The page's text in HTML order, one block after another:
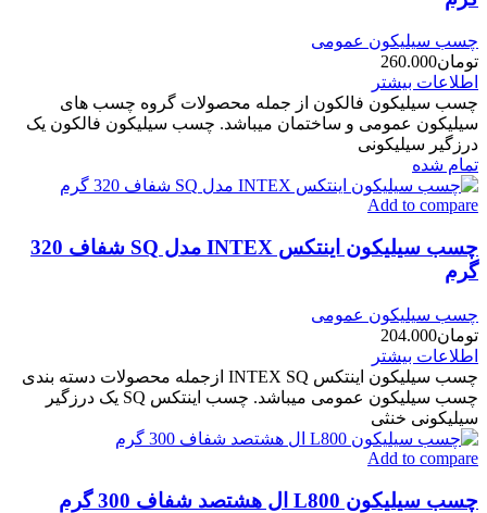
چسب سیلیکون عمومی
تومان260.000
اطلاعات بیشتر
چسب سیلیکون فالکون از جمله محصولات گروه چسب های
سیلیکون عمومی و ساختمان میباشد. چسب سیلیکون فالکون یک
درزگیر سیلیکونی
تمام شده
Add to compare
چسب سیلیکون اینتکس INTEX مدل SQ شفاف 320
گرم
چسب سیلیکون عمومی
تومان204.000
اطلاعات بیشتر
چسب سیلیکون اینتکس INTEX SQ ازجمله محصولات دسته بندی
چسب سیلیکون عمومی میباشد. چسب اینتکس SQ یک درزگیر
سیلیکونی خنثی
Add to compare
چسب سیلیکون L800 ال هشتصد شفاف 300 گرم